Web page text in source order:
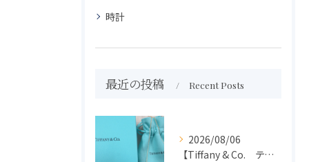
時計
最近の投稿 Recent Posts
2026/08/06
【Tiffany & Co. ティファニー】買取 大吉盛岡店 アクセサリー買取しました！！